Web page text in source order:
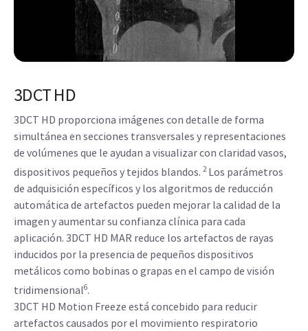
3DCT HD
3DCT HD proporciona imágenes con detalle de forma
simultánea en secciones transversales y representaciones
de volúmenes que le ayudan a visualizar con claridad vasos,
dispositivos pequeños y tejidos blandos. 2Los parámetros
de adquisición específicos y los algoritmos de reducción
automática de artefactos pueden mejorar la calidad de la
imagen y aumentar su confianza clínica para cada
aplicación. 3DCT HD MAR reduce los artefactos de rayas
inducidos por la presencia de pequeños dispositivos
metálicos como bobinas o grapas en el campo de visión
tridimensional6.
3DCT HD Motion Freeze está concebido para reducir
artefactos causados por el movimiento respiratorio